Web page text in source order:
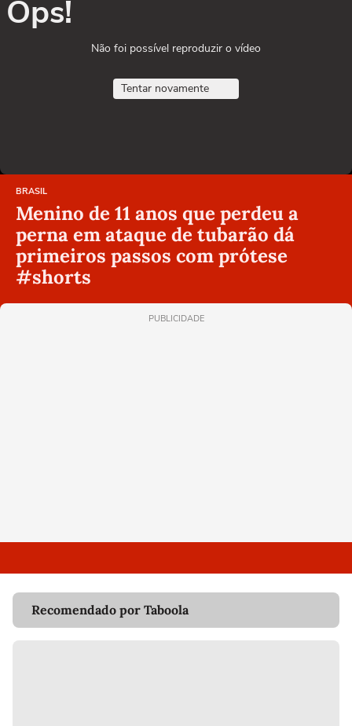
Ops!
Não foi possível reproduzir o vídeo
Tentar novamente
BRASIL
Menino de 11 anos que perdeu a
perna em ataque de tubarão dá
primeiros passos com prótese
#shorts
PUBLICIDADE
Recomendado por Taboola